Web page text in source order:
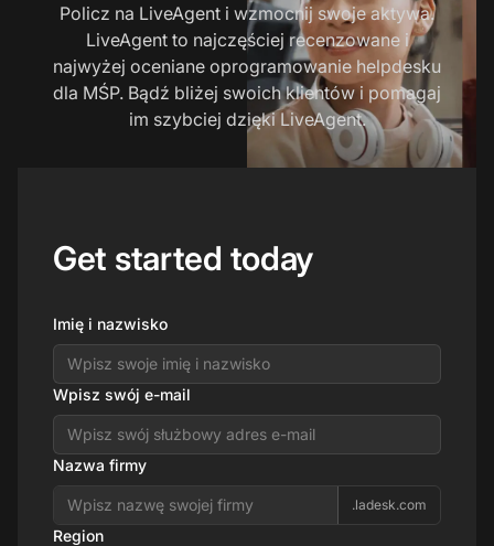
Policz na LiveAgent i wzmocnij swoje aktywa.
LiveAgent to najczęściej recenzowane i
najwyżej oceniane oprogramowanie helpdesku
dla MŚP. Bądź bliżej swoich klientów i pomagaj
im szybciej dzięki LiveAgent.
Get started today
Imię i nazwisko
Wpisz swój e-mail
Nazwa firmy
.ladesk.com
Region